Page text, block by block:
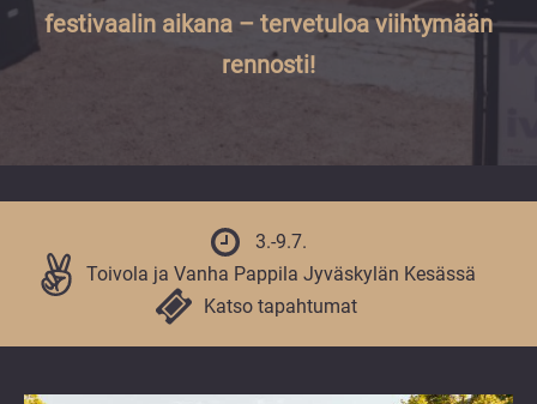
festivaalin aikana – tervetuloa viihtymään
rennosti!
3.-9.7.
Toivola ja Vanha Pappila Jyväskylän Kesässä
Katso tapahtumat